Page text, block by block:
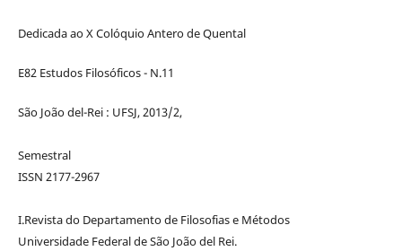
Dedicada ao X Colóquio Antero de Quental
E82 Estudos Filosóficos - N.11
São João del-Rei : UFSJ, 2013/2,
Semestral
ISSN 2177-2967
I.Revista do Departamento de Filosofias e Métodos
Universidade Federal de São João del Rei.